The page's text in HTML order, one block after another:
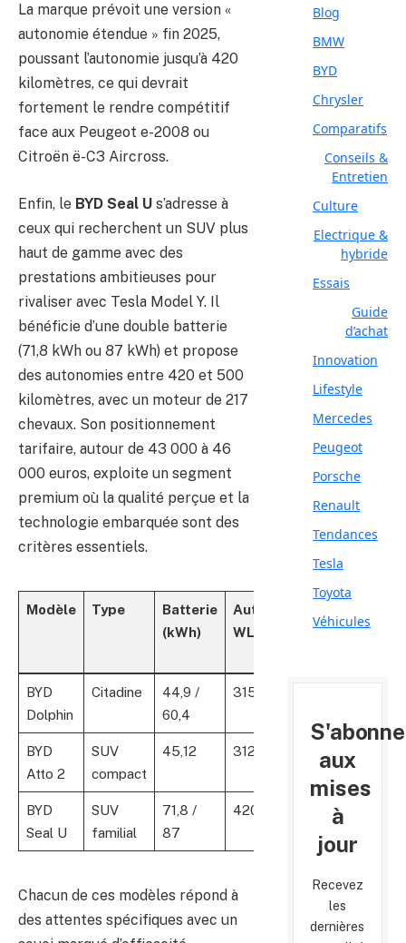
La marque prévoit une version «
autonomie étendue » fin 2025,
poussant l’autonomie jusqu’à 420
kilomètres, ce qui devrait
fortement le rendre compétitif
face aux Peugeot e-2008 ou
Citroën ë-C3 Aircross.
Enfin, le BYD Seal U s’adresse à
ceux qui recherchent un SUV plus
haut de gamme avec des
prestations ambitieuses pour
rivaliser avec Tesla Model Y. Il
bénéficie d’une double batterie
(71,8 kWh ou 87 kWh) et propose
des autonomies entre 420 et 500
kilomètres, avec un moteur de 217
chevaux. Son positionnement
tarifaire, autour de 43 000 à 46
000 euros, exploite un segment
premium où la qualité perçue et la
technologie embarquée sont des
critères essentiels.
Modèle Type
Batterie
(kWh)
Autonomie
WLTP (km)
(ch)
BYD
Dolphin
Citadine
44,9 /
60,4
315 – 427
BYD
Atto 2
SUV
compact
45,12 312
BYD
Seal U
SUV
familial
71,8 /
87
420 – 500 217
Chacun de ces modèles répond à
des attentes spécifiques avec un
Blog
BMW
BYD
Chrysler
Comparatifs
Conseils &
Entretien
Culture
Electrique &
hybride
Essais
Guide
d’achat
Innovation
Lifestyle
Mercedes
Peugeot
Porsche
Renault
Tendances
Tesla
Toyota
Véhicules
aux
mises
à
jour
Recevez
les
dernières